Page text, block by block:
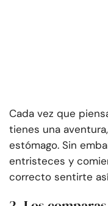
Cada vez que
tienes una
estómago. Sin
entristeces y
correcto sentirte